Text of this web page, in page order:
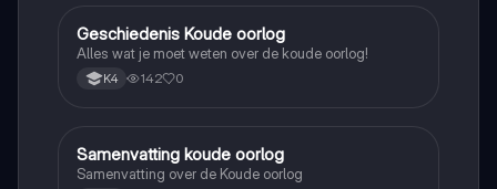
Geschiedenis
Geschiedenis Koude oorlog
Alles wat je moet weten over de koude oorlog!
K4 142 0
Geschiedenis
Samenvatting koude oorlog
Samenvatting over de Koude oorlog